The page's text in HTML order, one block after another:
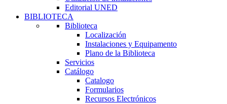
Editorial UNED
BIBLIOTECA
Biblioteca
Localización
Instalaciones y Equipamento
Plano de la Biblioteca
Servicios
Catálogo
Catalogo
Formularios
Recursos Electrónicos